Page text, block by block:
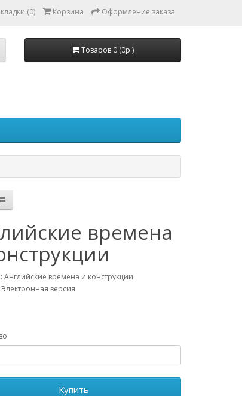
(0) Корзина Оформление заказа
Товаров 0 (0р.)
времена
Английские времена и конструкции
версия
Купить